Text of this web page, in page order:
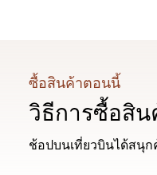
ซื้อสินค้าตอนนี้
วิธีการซื้อสิน
ช้อปบนเที่ยวบินได้สนุก